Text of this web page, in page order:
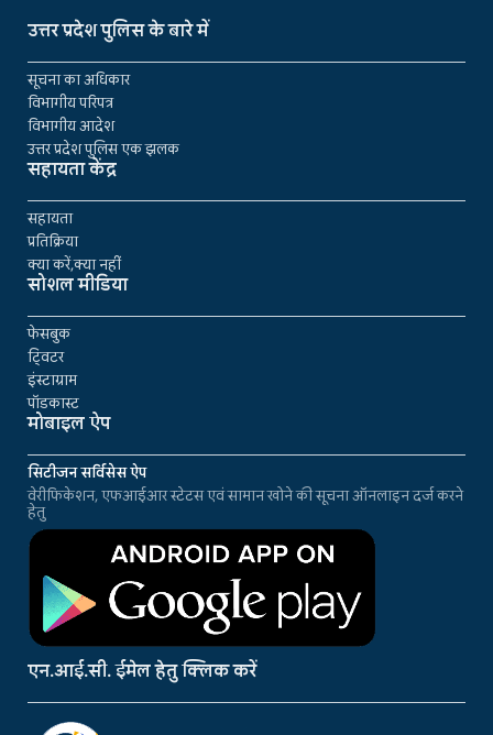
उत्तर प्रदेश पुलिस के बारे में
सूचना का अधिकार
विभागीय परिपत्र
विभागीय आदेश
उत्तर प्रदेश पुलिस एक झलक
सहायता केंद्र
सहायता
प्रतिक्रिया
क्या करें,क्या नहीं
सोशल मीडिया
फेसबुक
ट्विटर
इंस्टाग्राम
पॉडकास्ट
मोबाइल ऐप
सिटीजन सर्विसेस ऐप
वेरीफिकेशन, एफआईआर स्टेटस एवं सामान खोने की सूचना ऑनलाइन दर्ज करने
हेतु
एन.आई.सी. ईमेल हेतु क्लिक करें